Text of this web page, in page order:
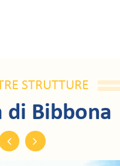
STRUTTURE
di Bibbona